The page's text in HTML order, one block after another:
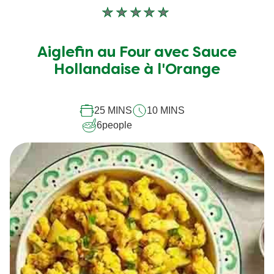
Aucune
soumise
pour
Aiglefin au Four avec Sauce
Hollandaise à l'Orange
25 MINS
10 MINS
6people